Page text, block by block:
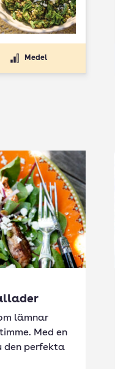
Medel
lämnar
Med en
den perfekta